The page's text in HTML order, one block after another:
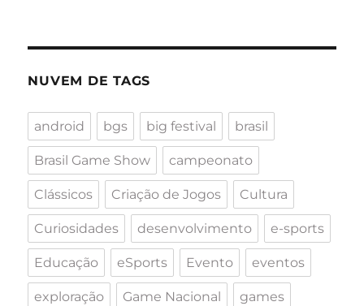
NUVEM DE TAGS
android bgs big festival brasil
Brasil Game Show campeonato
Clássicos Criação de Jogos Cultura
Curiosidades desenvolvimento e-sports
Educação eSports Evento eventos
exploração Game Nacional games